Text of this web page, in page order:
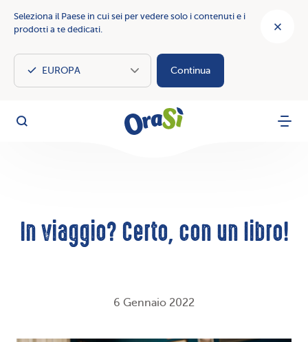
Seleziona il Paese in cui sei per vedere solo i contenuti e i
prodotti a te dedicati.
Continua
OraSì
Cerca Menu
In viaggio? Certo, con un libro!
6 Gennaio 2022